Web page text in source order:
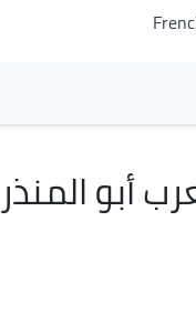
أبو